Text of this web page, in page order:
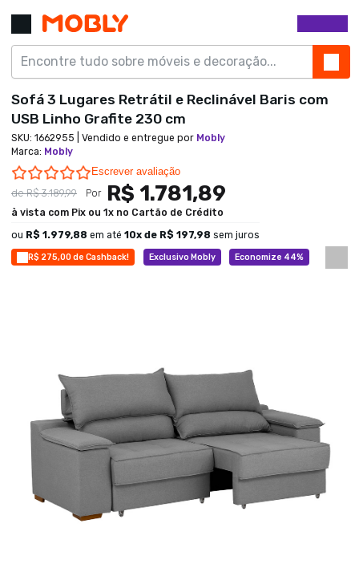
R$ 275,00 de Cashback! Exclusivo Mobly Economize 44%
Sofá 3 Lugares Retrátil e Reclinável Baris com
USB Linho Grafite 230 cm
SKU: 1662955 | Vendido e entregue por Mobly
Marca: Mobly
0.0 star rating
Escrever avaliação
deR$ 3.189,99 Por R$ 1.781,89
à vista com Pix ou 1x no Cartão de Crédito
ou R$ 1.979,88 em até 10x de R$ 197,98 sem juros